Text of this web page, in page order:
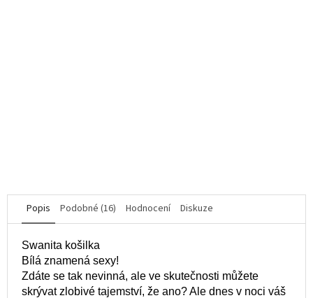
Popis Podobné (16) Hodnocení Diskuze
Swanita košilka
Bílá znamená sexy!
Zdáte se tak nevinná, ale ve skutečnosti můžete
skrývat zlobivé tajemství, že ano? Ale dnes v noci váš